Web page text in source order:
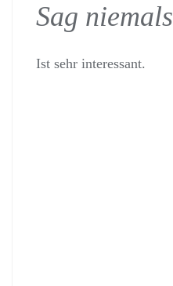
Sag
Ist sehr interessant.